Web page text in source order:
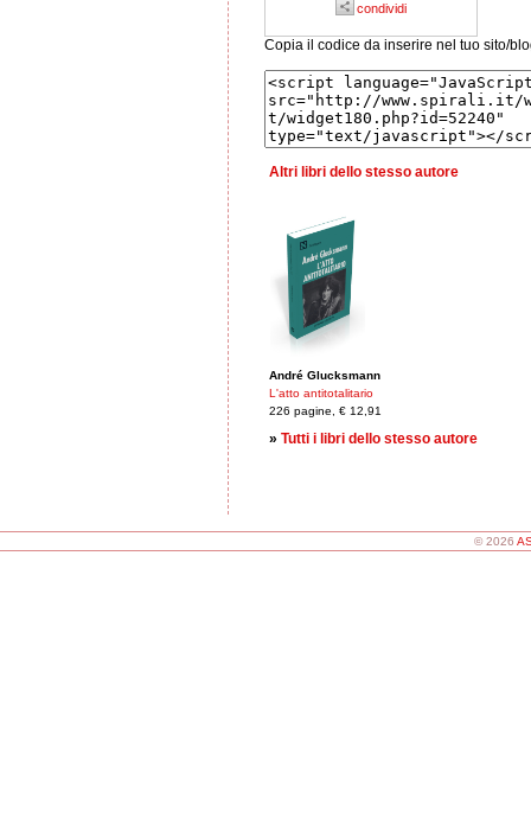
condividi
Copia il codice da inserire nel tuo sito/
Altri libri dello stesso autore
André Glucksmann
L'atto antitotalitario
226 pagine, € 12,91
» Tutti i libri dello stesso autore
© 2026